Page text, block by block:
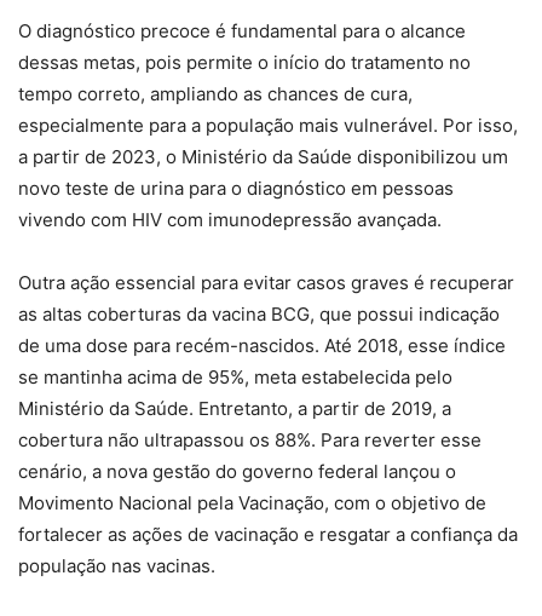
O diagnóstico precoce é fundamental para o alcance
dessas metas, pois permite o início do tratamento no
tempo correto, ampliando as chances de cura,
especialmente para a população mais vulnerável. Por isso,
a partir de 2023, o Ministério da Saúde disponibilizou um
novo teste de urina para o diagnóstico em pessoas
vivendo com HIV com imunodepressão avançada.
Outra ação essencial para evitar casos graves é recuperar
as altas coberturas da vacina BCG, que possui indicação
de uma dose para recém-nascidos. Até 2018, esse índice
se mantinha acima de 95%, meta estabelecida pelo
Ministério da Saúde. Entretanto, a partir de 2019, a
cobertura não ultrapassou os 88%. Para reverter esse
cenário, a nova gestão do governo federal lançou o
Movimento Nacional pela Vacinação, com o objetivo de
fortalecer as ações de vacinação e resgatar a confiança da
população nas vacinas.